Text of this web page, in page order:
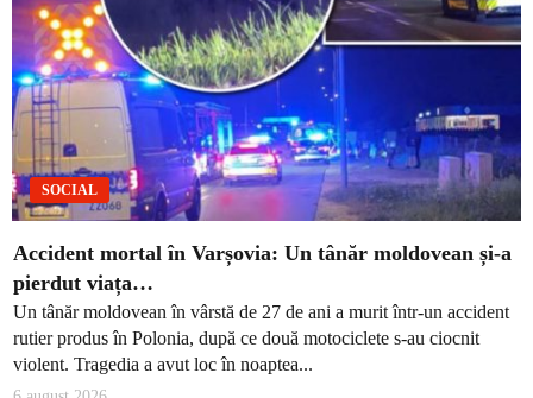
SOCIAL
Accident mortal în Varșovia: Un tânăr moldovean și-a
pierdut viața…
Un tânăr moldovean în vârstă de 27 de ani a murit într-un accident
rutier produs în Polonia, după ce două motociclete s-au ciocnit
violent. Tragedia a avut loc în noaptea...